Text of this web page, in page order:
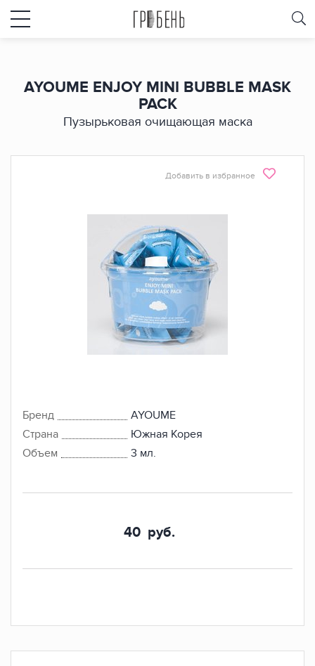
AYOUME ENJOY MINI BUBBLE MASK
PACK
Пузырьковая очищающая маска
Бренд
AYOUME
Страна
Южная Корея
Объем
3 мл.
Добавить в избранное
40руб.